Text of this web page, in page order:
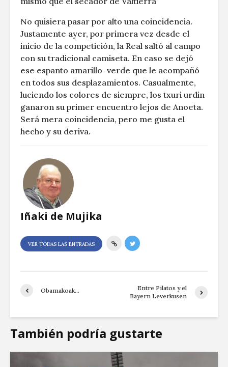
No quisiera pasar por alto una coincidencia.
Justamente ayer, por primera vez desde el
inicio de la competición, la Real saltó al campo
con su tradicional camiseta. En caso se dejó
ese espanto amarillo–verde que le acompañó
en todos sus desplazamientos. Casualmente,
luciendo los colores de siempre, los txuri urdin
ganaron su primer encuentro lejos de Anoeta.
Será mera coincidencia, pero me gusta el
hecho y su deriva.
Iñaki de Mujika
VER TODAS LAS ENTRADAS
Obamakoak…
Entre Pilatos y el
Bayern Leverkusen
También podría gustarte